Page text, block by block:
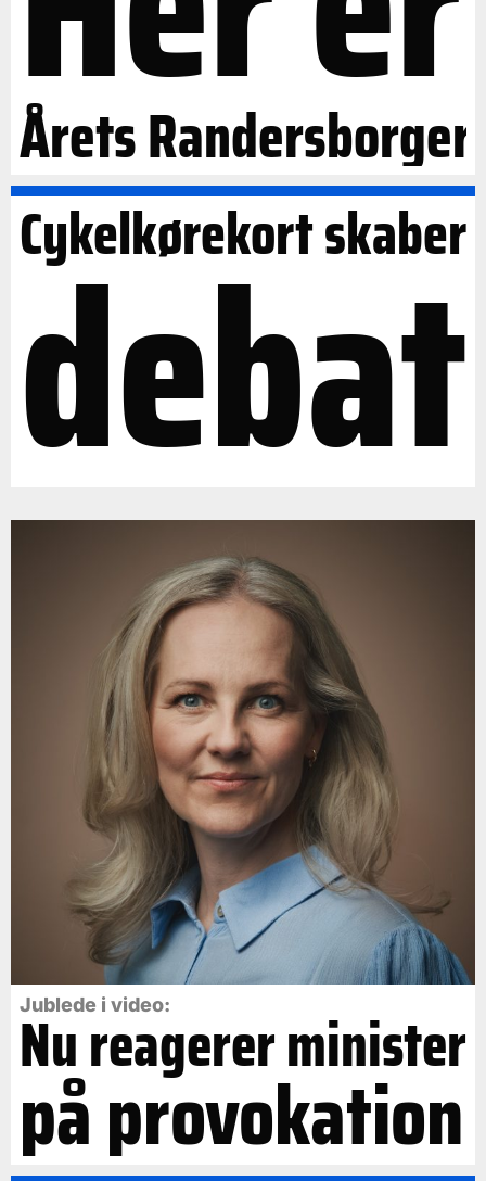
Årets Randersborger
Cykelkørekort skaber
debat
Jublede i video:
Nu reagerer minister
på provokation